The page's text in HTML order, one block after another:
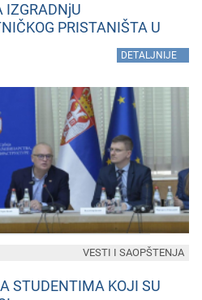
IZGRADNjU
PRISTANIŠTA U
DETALJNIJE
STUDENTIMA KOJI SU
VESTI I SAOPŠTENJA